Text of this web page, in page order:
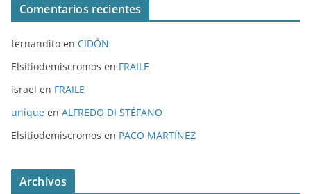
Comentarios recientes
fernandito en CIDÓN
Elsitiodemiscromos en FRAILE
israel en FRAILE
unique en ALFREDO DI STÉFANO
Elsitiodemiscromos en PACO MARTÍNEZ
Archivos